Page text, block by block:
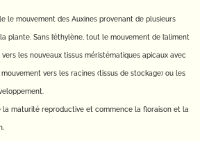
le mouvement des Auxines provenant de plusieurs
plante. Sans l’éthylène, tout le mouvement de l’aliment
les nouveaux tissus méristématiques apicaux avec
vers les racines (tissus de stockage) ou les
la maturité reproductive et commence la floraison et la